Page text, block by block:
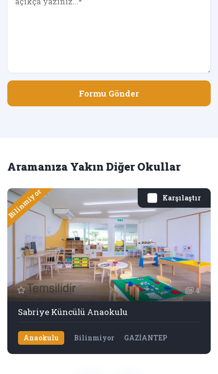
Formu Gönder
Aramanıza Yakın Diğer Okullar
Karşılaştır
Bilinmiyor
4
Sabriye Küncülü Anaokulu
Anaokulu Bilinmiyor GAZİANTEP